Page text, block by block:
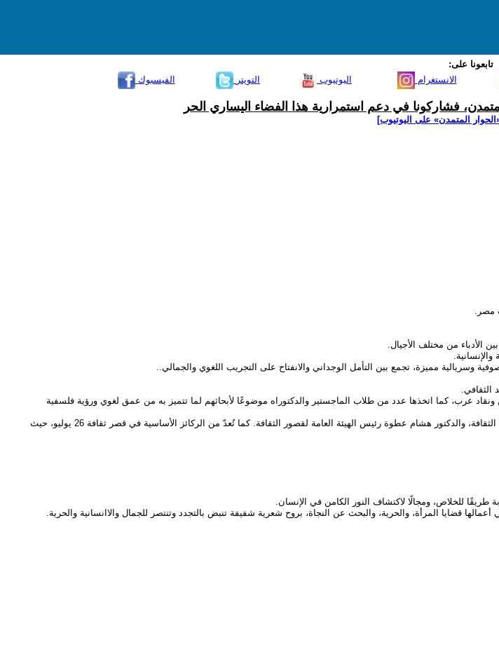
تابعونا على:
الفيسبوك
التويتر اليوتيوب الانستغرام
فشاركونا في دعم استمرارية هذا الفضاء اليساري الحر
المتمدن» على اليوتيوب]
مصر.
الأدباء من مختلف الأجيال.
وسريالية مميزة، تجمع بين التأمل الوجداني والانفتاح على التجريب اللغوي والجمالي..
الثقافي.
عرب، كما اتخذها عدد من طلاب الماجستير والدكتوراه موضوعًا لأبحاثهم لما تتميز به من عمق لغوي ورؤية فلسفية
شاركت في ندوات مركزية بدعوات رسمية من وزارة الثقافة المصرية، منها دعوات من الدكتورة نيفين الكيلاني وزيرة الثقافة، والدكتور هشام عطوة رئيس الهيئة العامة لقصور الثقافة. كما تُعدّ من الركائز الأساسية في قصر ثقافة 26 يوليو، حيث
طريقًا للخلاص، ومجالًا لاكتشاف النور الكامن في الإنسان.
قضايا المرأة، والحرية، والبحث عن النجاة، بروح شعرية شفيفة تنبض بالتجدد وتنتصر للجمال والاانسانية والحرية.